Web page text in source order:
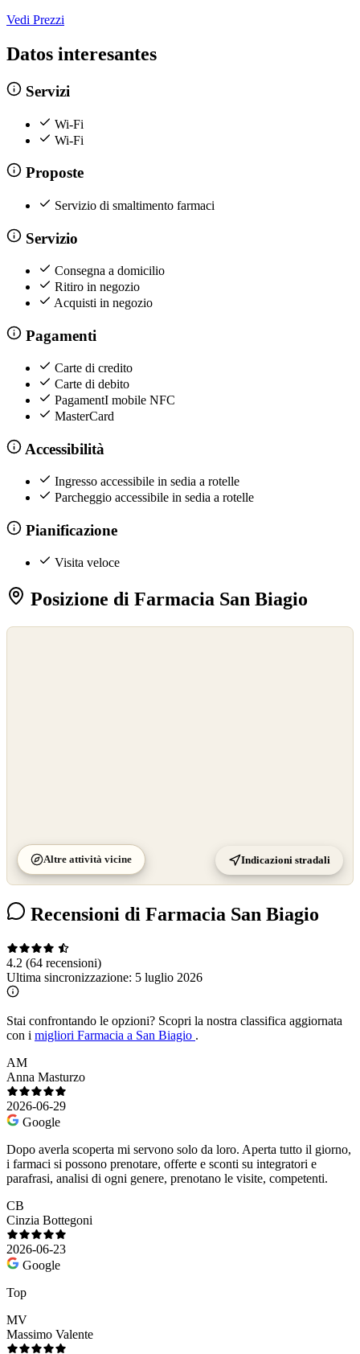
Vedi Prezzi
Datos interesantes
Servizi
Wi-Fi
Wi-Fi
Proposte
Servizio di smaltimento farmaci
Servizio
Consegna a domicilio
Ritiro in negozio
Acquisti in negozio
Pagamenti
Carte di credito
Carte di debito
PagamentI mobile NFC
MasterCard
Accessibilità
Ingresso accessibile in sedia a rotelle
Parcheggio accessibile in sedia a rotelle
Pianificazione
Visita veloce
Posizione di Farmacia San Biagio
Altre attività vicine Indicazioni stradali
Recensioni di Farmacia San Biagio
4.2 (64 recensioni)
Ultima sincronizzazione: 5 luglio 2026
Stai confrontando le opzioni? Scopri la nostra classifica aggiornata
con i migliori Farmacia a San Biagio .
AM
Anna Masturzo
2026-06-29
Google
Dopo averla scoperta mi servono solo da loro. Aperta tutto il giorno,
i farmaci si possono prenotare, offerte e sconti su integratori e
parafrasi, analisi di ogni genere, prenotano le visite, competenti.
CB
Cinzia Bottegoni
2026-06-23
Google
Top
MV
Massimo Valente